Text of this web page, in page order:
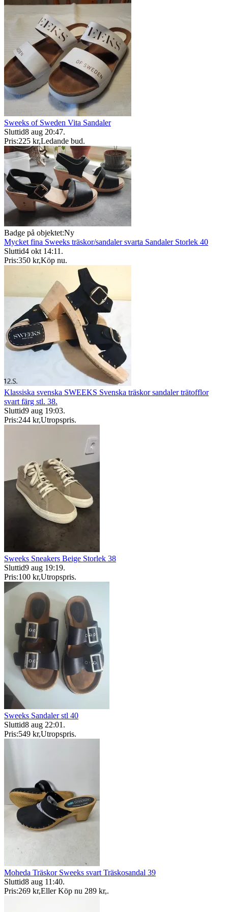
Sweeks of Sweden Vita Sandaler
Sluttid8 aug 20:47.
Pris:225 kr,Ledande bud.
Badge på objektet:Ny
Mycket fina Sweeks träskor/sandaler svarta Sandaler Storlek 40
Sluttid4 okt 14:11 .
Pris:350 kr,Köp nu.
Klassiska svenska SWEEKS Svenska träskor sandaler trätofflor
svart färg stl. 38.
Sluttid9 aug 19:03.
Pris:244 kr,Utropspris.
Sweeks Sneakers Beige Storlek 38
Sluttid9 aug 19:19.
Pris:100 kr,Utropspris.
Sweeks Sandaler stl 40
Sluttid8 aug 22:01 .
Pris:549 kr,Utropspris.
Moheda Träskor Sweeks svart Träskosandal 39
Sluttid8 aug 11:40.
Pris:269 kr,Eller Köp nu 289 kr,.